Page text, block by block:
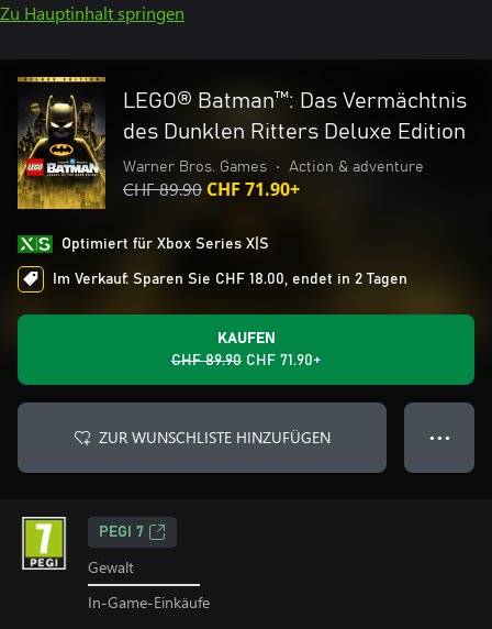
Zu Hauptinhalt springen
LEGO® Batman™: Das Vermächtnis
des Dunklen Ritters Deluxe Edition
Warner Bros. Games • Action & adventure
CHF 89.90 CHF 71.90+
Optimiert für Xbox Series X|S
Im Verkauf: Sparen Sie CHF 18.00, endet in 2 Tagen
KAUFEN
CHF 89.90 CHF 71.90+
ZUR WUNSCHLISTE HINZUFÜGEN ● ● ●
PEGI 7
Gewalt
In-Game-Einkäufe